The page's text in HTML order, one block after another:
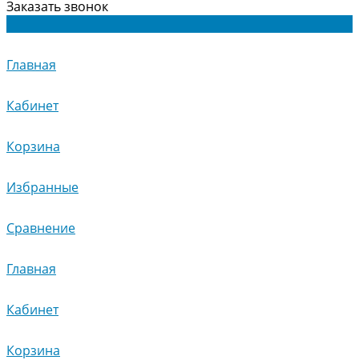
Заказать звонок
Главная
Кабинет
Корзина
Избранные
Сравнение
Главная
Кабинет
Корзина